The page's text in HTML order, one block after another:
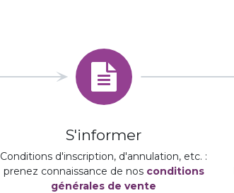
S'informer
Conditions d'inscription, d'annulation, etc. :
prenez connaissance de nos conditions
générales de vente